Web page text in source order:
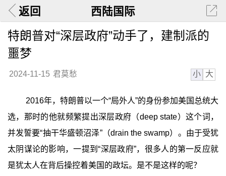
返回 西陆国际
特朗普对“深层政府”动手了，建制派的
噩梦
2024-11-15 君莫愁 小 大
2016年，特朗普以一个“局外人”的身份参加美国总统大
选，那时的他就频繁提出深层政府（deep state）这个词，
并发誓要“抽干华盛顿沼泽”（drain the swamp）。由于受犹
太阴谋论的影响，一提到“深层政府”，很多人的第一反应就
是犹太人在背后操控着美国的政坛。是不是这样的呢？